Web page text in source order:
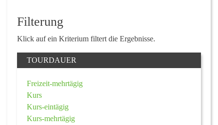
Filterung
Klick auf ein Kriterium filtert die Ergebnisse.
TOURDAUER
Freizeit-mehrtägig
Kurs
Kurs-eintägig
Kurs-mehrtägig